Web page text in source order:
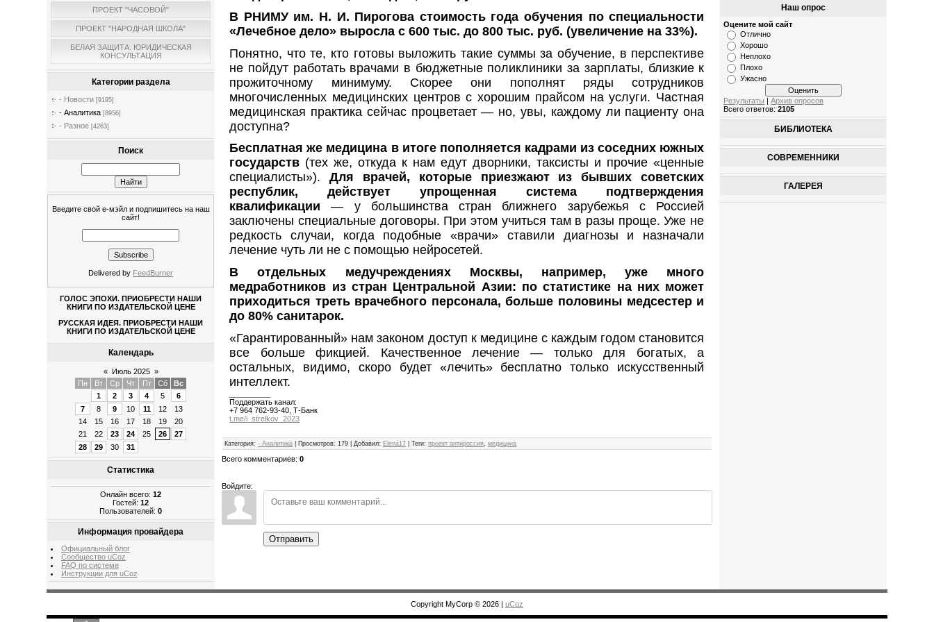
ПРОЕКТ "ЧАСОВОЙ"
ПРОЕКТ "НАРОДНАЯ ШКОЛА"
БЕЛАЯ ЗАЩИТА. ЮРИДИЧЕСКАЯ
КОНСУЛЬТАЦИЯ
Категории раздела
- Новости [9195]
- Аналитика [8956]
- Разное [4263]
Поиск
Введите свой е-мэйл и подпишитесь на наш
сайт!
Delivered by FeedBurner
ГОЛОС ЭПОХИ. ПРИОБРЕСТИ НАШИ
КНИГИ ПО ИЗДАТЕЛЬСКОЙ ЦЕНЕ
РУССКАЯ ИДЕЯ. ПРИОБРЕСТИ НАШИ
КНИГИ ПО ИЗДАТЕЛЬСКОЙ ЦЕНЕ
Календарь
« Июль 2025 »
Пн
Вт Ср Чт Пт Сб
Вс
1
2 3 4 5
6
7
8 9 10 11 12
13
14
15 16 17 18 19
20
21
22 23 24 25 26
27
28
29 30 31
Статистика
Онлайн всего:12
Гостей:12
Пользователей:0
Информация провайдера
Официальный блог
Сообщество uCoz
FAQ по системе
Инструкции для uCoz
В РНИМУ им. Н. И. Пирогова стоимость года обучения по специальности
«Лечебное дело» выросла с 600 тыс. до 800 тыс. руб. (увеличение на 33%).
Понятно, что те, кто готовы выложить такие суммы за обучение, в перспективе
не пойдут работать врачами в бюджетные поликлиники за зарплаты, близкие к
прожиточному минимуму. Скорее они пополнят ряды сотрудников
многочисленных медицинских центров с хорошим прайсом на услуги. Частная
медицинская практика сейчас процветает — но, увы, каждому ли пациенту она
доступна?
Бесплатная же медицина в итоге пополняется кадрами из соседних южных
государств (тех же, откуда к нам едут дворники, таксисты и прочие «ценные
специалисты»).Для врачей, которые приезжают из бывших советских
республик, действует упрощенная система подтверждения
квалификации — у большинства стран ближнего зарубежья с Россией
заключены специальные договоры. При этом учиться там в разы проще. Уже не
редкость случаи, когда подобные «врачи» ставили диагнозы и назначали
лечение чуть ли не с помощью нейросетей.
В отдельных медучреждениях Москвы, например, уже много
медработников из стран Центральной Азии: по статистике на них может
приходиться треть врачебного персонала, больше половины медсестер и
до 80% санитарок.
«Гарантированный» нам законом доступ к медицине с каждым годом становится
все больше фикцией. Качественное лечение — только для богатых, а
остальных, видимо, скоро будет «лечить» бесплатно только искусственный
интеллект.
Поддержать канал:
+7 964 762-93-40, Т-Банк
t.me/i_strelkov_2023
Категория: - Аналитика Просмотров: 179 |Добавил: Elena17 |Теги: проект антироссия,медицина
Всего комментариев:0
Войдите:
Отправить
Наш опрос
Оцените мой сайт
Отлично
Хорошо
Неплохо
Плохо
Ужасно
Результаты |Архив опросов
Всего ответов:2105
БИБЛИОТЕКА
СОВРЕМЕННИКИ
ГАЛЕРЕЯ
Copyright MyCorp © 2026 uCoz